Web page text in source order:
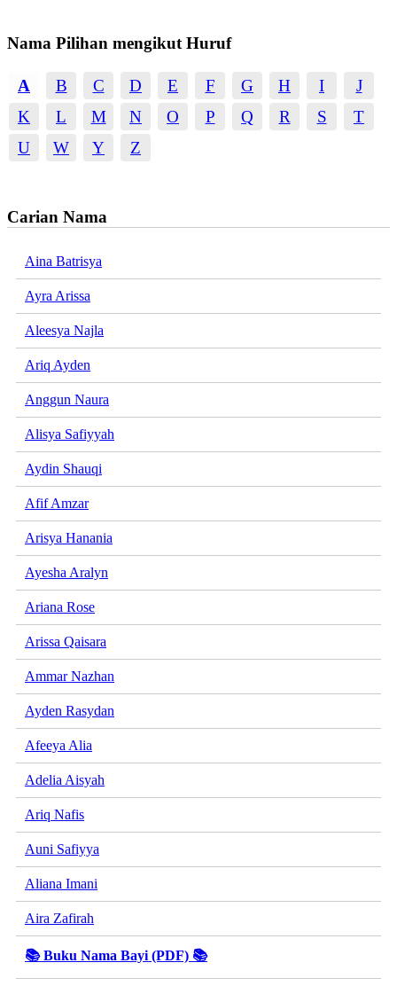
Nama Pilihan mengikut Huruf
A B C D E F G H I
J
K
L M N O P Q R S
T
U
W Y Z
Carian Nama
Aina Batrisya
Ayra Arissa
Aleesya Najla
Ariq Ayden
Anggun Naura
Alisya Safiyyah
Aydin Shauqi
Afif Amzar
Arisya Hanania
Ayesha Aralyn
Ariana Rose
Arissa Qaisara
Ammar Nazhan
Ayden Rasydan
Afeeya Alia
Adelia Aisyah
Ariq Nafis
Auni Safiyya
Aliana Imani
Aira Zafirah
📚 Buku Nama Bayi (PDF) 📚